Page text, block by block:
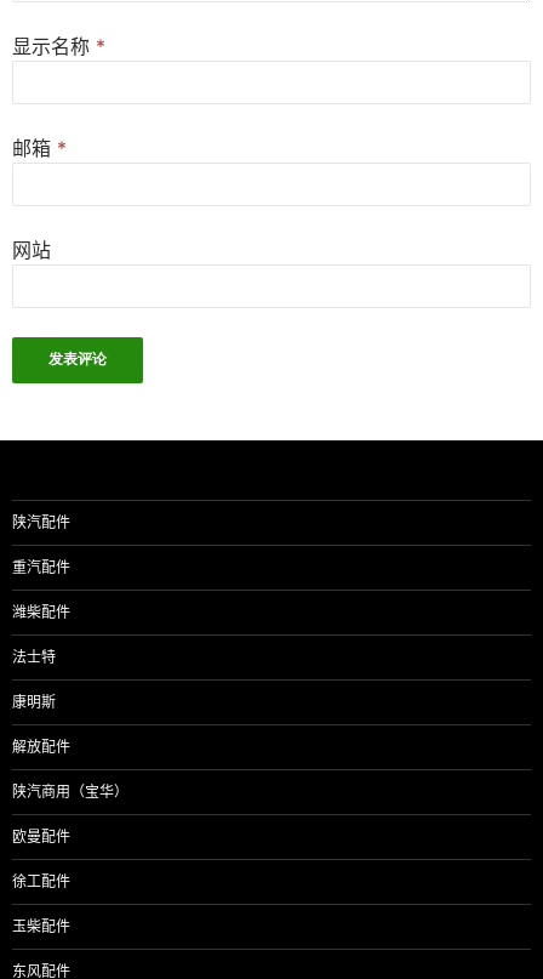
显示名称 *
邮箱 *
网站
陕汽配件
重汽配件
潍柴配件
法士特
康明斯
解放配件
陕汽商用（宝华）
欧曼配件
徐工配件
玉柴配件
东风配件